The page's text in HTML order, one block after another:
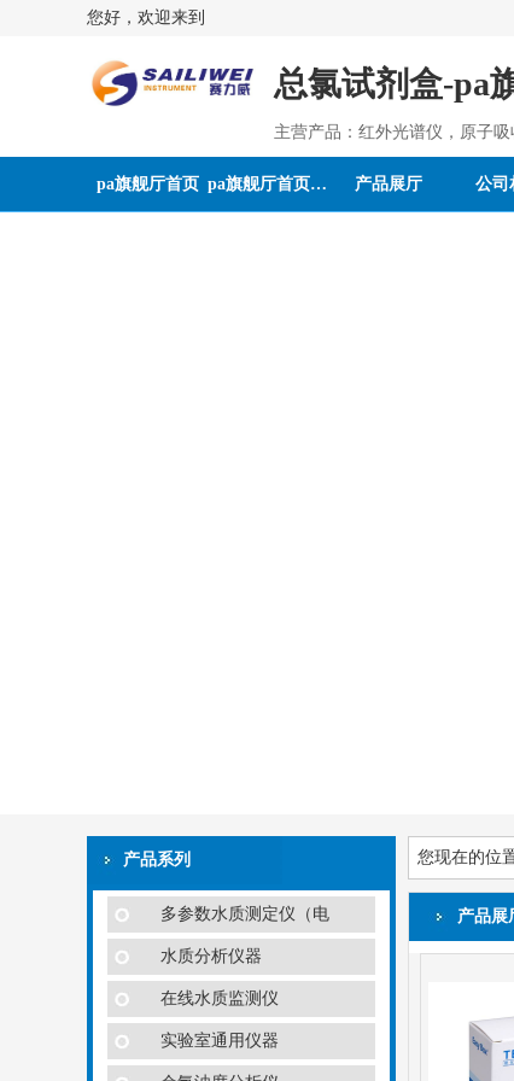
您好，欢迎来到
总氯试剂盒-pa
主营产品：红外光谱仪，原子
pa旗舰厅首页 pa旗舰厅首页的介绍 产品展厅 公司
您现在的位
产品展
产品系列
多参数水质测定仪（电
水质分析仪器
在线水质监测仪
实验室通用仪器